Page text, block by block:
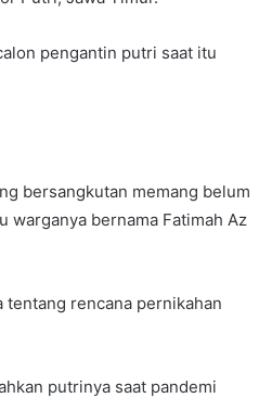
pengantin putri saat itu
bersangkutan memang belum
warganya bernama Fatimah Az
tentang rencana pernikahan
putrinya saat pandemi